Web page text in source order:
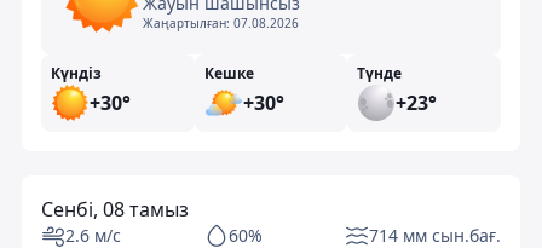
Жаңартылған: 07.08.2026
Күндіз
+30°
Кешке
+30°
Түнде
+23°
Сенбі, 08 тамыз
2.6 м/с 60% 714 мм сын.бағ.